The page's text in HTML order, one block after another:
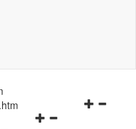
Navigationsmenü